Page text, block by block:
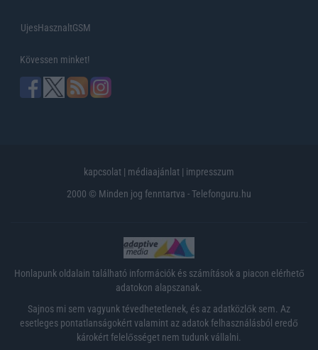
UjesHasznaltGSM
Kövessen minket!
kapcsolat | médiaajánlat | impresszum
2000 © Minden jog fenntartva - Telefonguru.hu
Honlapunk oldalain található információk és számítások a piacon elérhető
adatokon alapszanak.
Sajnos mi sem vagyunk tévedhetetlenek, és az adatközlők sem. Az
esetleges pontatlanságokért valamint az adatok felhasználásból eredő
károkért felelősséget nem tudunk vállalni.